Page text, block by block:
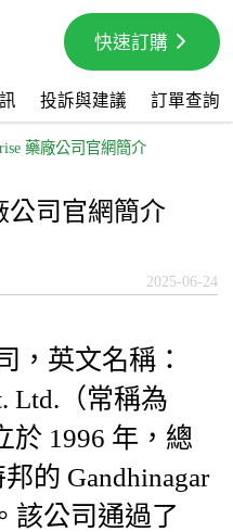
快速訂購
投訴與建議 訂單查詢
藥廠公司官網簡介
公司官網簡介
2025-06-24
，英文名稱：
Ltd.（常稱為
於 1996 年，總
的 Gandhinagar
該公司通過了